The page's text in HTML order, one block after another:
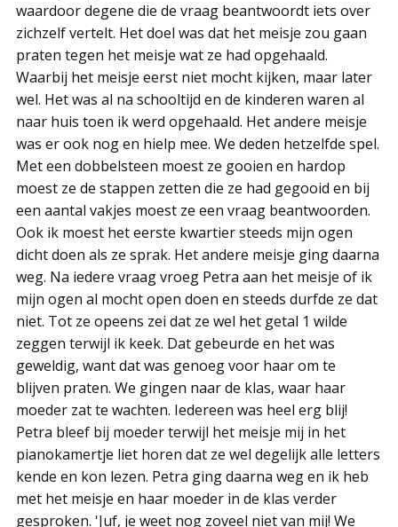
waardoor degene die de vraag beantwoordt iets over
zichzelf vertelt. Het doel was dat het meisje zou gaan
praten tegen het meisje wat ze had opgehaald.
Waarbij het meisje eerst niet mocht kijken, maar later
wel. Het was al na schooltijd en de kinderen waren al
naar huis toen ik werd opgehaald. Het andere meisje
was er ook nog en hielp mee. We deden hetzelfde spel.
Met een dobbelsteen moest ze gooien en hardop
moest ze de stappen zetten die ze had gegooid en bij
een aantal vakjes moest ze een vraag beantwoorden.
Ook ik moest het eerste kwartier steeds mijn ogen
dicht doen als ze sprak. Het andere meisje ging daarna
weg. Na iedere vraag vroeg Petra aan het meisje of ik
mijn ogen al mocht open doen en steeds durfde ze dat
niet. Tot ze opeens zei dat ze wel het getal 1 wilde
zeggen terwijl ik keek. Dat gebeurde en het was
geweldig, want dat was genoeg voor haar om te
blijven praten. We gingen naar de klas, waar haar
moeder zat te wachten. Iedereen was heel erg blij!
Petra bleef bij moeder terwijl het meisje mij in het
pianokamertje liet horen dat ze wel degelijk alle letters
kende en kon lezen. Petra ging daarna weg en ik heb
met het meisje en haar moeder in de klas verder
gesproken. 'Juf, je weet nog zoveel niet van mij! We